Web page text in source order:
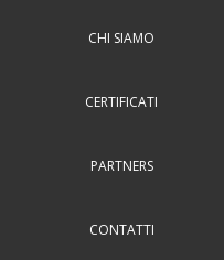
CHI SIAMO
CERTIFICATI
PARTNERS
CONTATTI